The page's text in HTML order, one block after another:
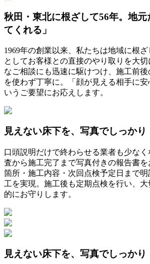
秋田・東北に根ざして56年。地
てくれる」
1969年の創業以来、私たちは地域に根
としてお客様との直接のやり取りを大
なご相談にも迅速に駆けつけ、施工前
を使わず丁寧に。「顔が見える相手に
いうご要望にお応えします。
見えない床下を、写真でしっかり
口頭説明だけで終わらせる業者も少な
査から施工完了まで写真付きの報告書
箇所・施工内容・次回点検予定日まで
工を実現。施工後も定期点検を行い、
的にお守りします。
見えない床下を、写真でしっかり